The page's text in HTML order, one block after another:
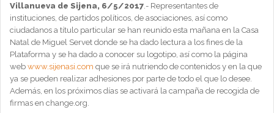
Villanueva de Sijena, 6/5/2017.- Representantes de
instituciones, de partidos políticos, de asociaciones, así como
ciudadanos a título particular se han reunido esta mañana en la Casa
Natal de Miguel Servet donde se ha dado lectura a los fines de la
Plataforma y se ha dado a conocer su logotipo, así como la página
web www.sijenasi.com que se irá nutriendo de contenidos y en la que
ya se pueden realizar adhesiones por parte de todo el que lo desee.
Además, en los próximos días se activará la campaña de recogida de
firmas en change.org.